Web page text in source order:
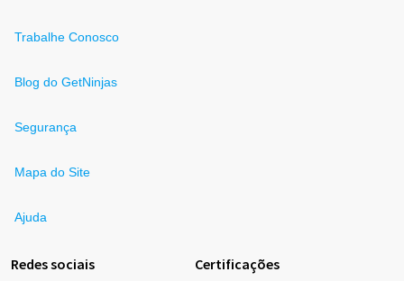
Trabalhe Conosco
Blog do GetNinjas
Segurança
Mapa do Site
Ajuda
Redes sociais Certificações